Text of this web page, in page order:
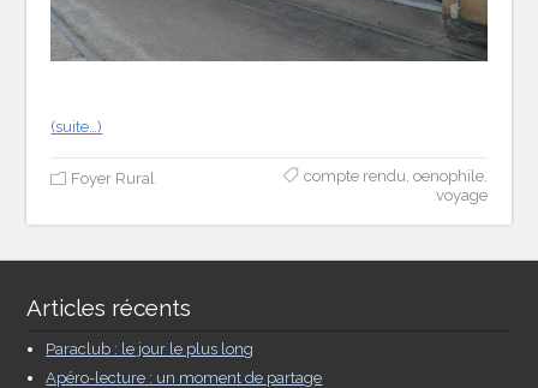
(suite…)
Foyer Rural compte rendu oenophile,
voyage
Articles récents
Paraclub : le jour le plus long
Apéro-lecture : un moment de partage